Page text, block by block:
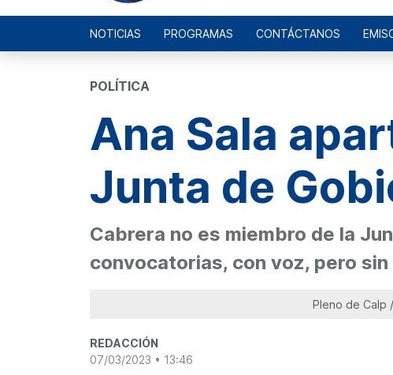
NOTICIAS PROGRAMAS CONTÁCTANOS
POLÍTICA
Ana Sala
Junta de
Cabrera no es miembro de la
convocatorias, con voz, pero
Pleno de Calp /
REDACCIÓN
07/03/2023 • 13:46